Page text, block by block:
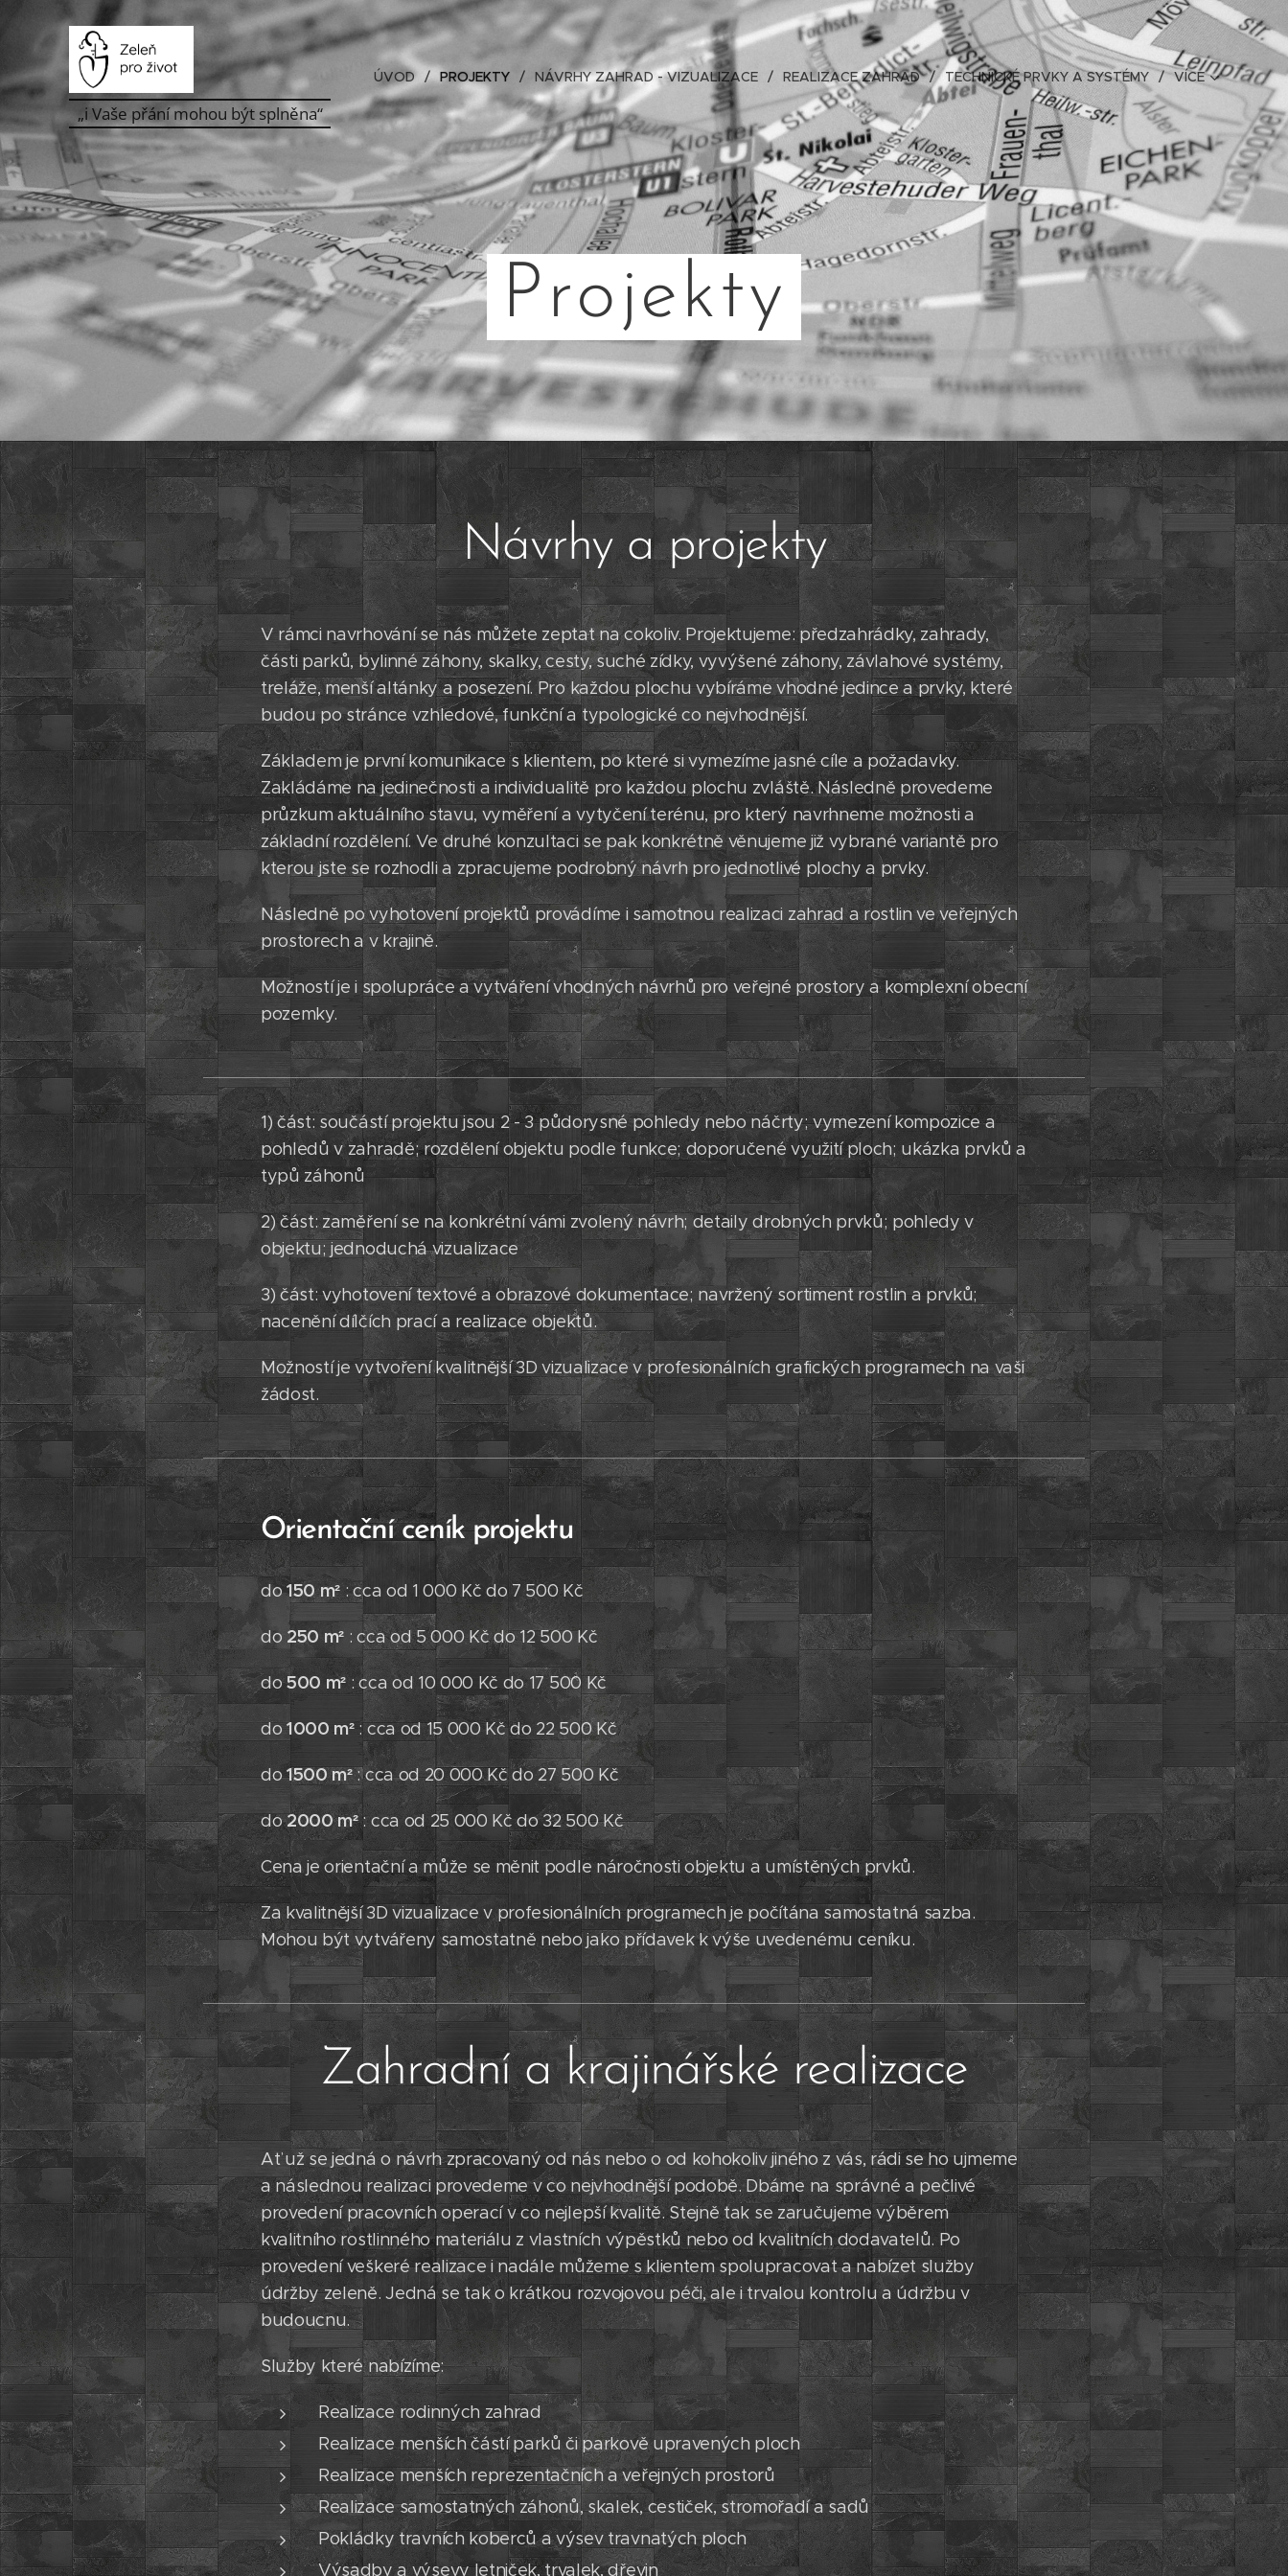
„i Vaše přání mohou být splněna“
ÚVOD PROJEKTY NÁVRHY ZAHRAD - VIZUALIZACE REALIZACE ZAHRAD TECHNICKÉ PRVKY A SYSTÉMY VÍCE
Projekty
Návrhy a projekty
V rámci navrhování se nás můžete zeptat na cokoliv. Projektujeme: předzahrádky, zahrady,
části parků, bylinné záhony, skalky, cesty, suché zídky, vyvýšené záhony, závlahové systémy,
treláže, menší altánky a posezení. Pro každou plochu vybíráme vhodné jedince a prvky, které
budou po stránce vzhledové, funkční a typologické co nejvhodnější.
Základem je první komunikace s klientem, po které si vymezíme jasné cíle a požadavky.
Zakládáme na jedinečnosti a individualitě pro každou plochu zvláště. Následně provedeme
průzkum aktuálního stavu, vyměření a vytyčení terénu, pro který navrhneme možnosti a
základní rozdělení. Ve druhé konzultaci se pak konkrétně věnujeme již vybrané variantě pro
kterou jste se rozhodli a zpracujeme podrobný návrh pro jednotlivé plochy a prvky.
Následně po vyhotovení projektů provádíme i samotnou realizaci zahrad a rostlin ve veřejných
prostorech a v krajině.
Možností je i spolupráce a vytváření vhodných návrhů pro veřejné prostory a komplexní obecní
pozemky.
1) část: součástí projektu jsou 2 - 3 půdorysné pohledy nebo náčrty; vymezení kompozice a
pohledů v zahradě; rozdělení objektu podle funkce; doporučené využití ploch; ukázka prvků a
typů záhonů
2) část: zaměření se na konkrétní vámi zvolený návrh; detaily drobných prvků; pohledy v
objektu; jednoduchá vizualizace
3) část: vyhotovení textové a obrazové dokumentace; navržený sortiment rostlin a prvků;
nacenění dílčích prací a realizace objektů.
Možností je vytvoření kvalitnější 3D vizualizace v profesionálních grafických programech na vaši
žádost.
Orientační ceník projektu
do150 m² : cca od 1 000 Kč do 7 500 Kč
do 250 m² : cca od 5 000 Kč do 12 500 Kč
do500 m² : cca od 10 000 Kč do 17 500 Kč
do1000 m²: cca od 15 000 Kč do 22 500 Kč
do1500 m²: cca od 20 000 Kč do 27 500 Kč
do2000 m²: cca od 25 000 Kč do 32 500 Kč
Cena je orientační a může se měnit podle náročnosti objektu a umístěných prvků.
Za kvalitnější 3D vizualizace v profesionálních programech je počítána samostatná sazba.
Mohou být vytvářeny samostatně nebo jako přídavek k výše uvedenému ceníku.
Zahradní a krajinářské realizace
Ať už se jedná o návrh zpracovaný od nás nebo o od kohokoliv jiného z vás, rádi se ho ujmeme
a následnou realizaci provedeme v co nejvhodnější podobě. Dbáme na správné a pečlivé
provedení pracovních operací v co nejlepší kvalitě. Stejně tak se zaručujeme výběrem
kvalitního rostlinného materiálu z vlastních výpěstků nebo od kvalitních dodavatelů. Po
provedení veškeré realizace i nadále můžeme s klientem spolupracovat a nabízet služby
údržby zeleně. Jedná se tak o krátkou rozvojovou péči, ale i trvalou kontrolu a údržbu v
budoucnu.
Služby které nabízíme:
Realizace rodinných zahrad
Realizace menších částí parků či parkově upravených ploch
Realizace menších reprezentačních a veřejných prostorů
Realizace samostatných záhonů, skalek, cestiček, stromořadí a sadů
Pokládky travních koberců a výsev travnatých ploch
Výsadby a výsevy letniček, trvalek, dřevin